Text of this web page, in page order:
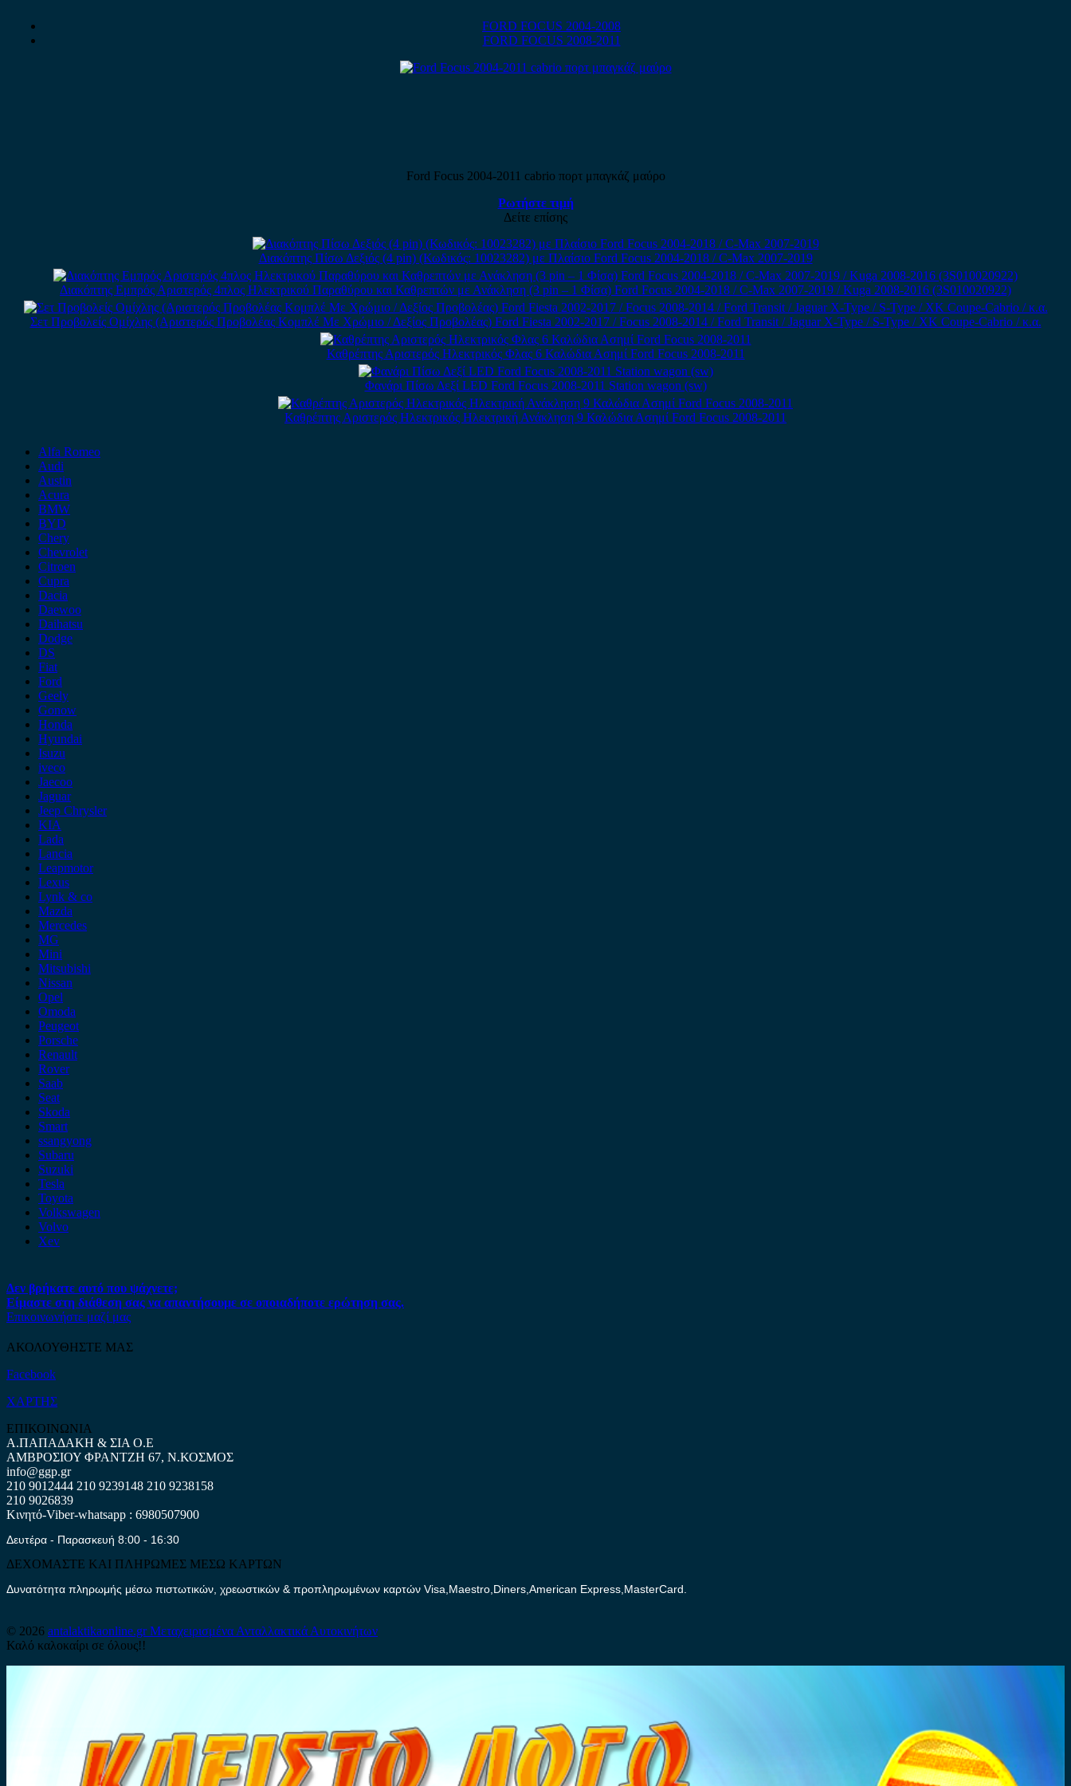
FORD FOCUS 2004-2008
FORD FOCUS 2008-2011
Ford Focus 2004-2011 cabrio πορτ μπαγκάζ μαύρο
Ρωτήστε τιμή
Δείτε επίσης
Διακόπτης Πίσω Δεξιός (4 pin) (Κωδικός: 10023282) με Πλαίσιο Ford Focus 2004-2018 / C-Max 2007-2019
Διακόπτης Εμπρός Αριστερός 4πλος Ηλεκτρικού Παραθύρου και Καθρεπτών με Ανάκληση (3 pin – 1 Φίσα) Ford Focus 2004-2018 / C-Max 2007-2019 / Kuga 2008-2016 (3S010020922)
Σετ Προβολείς Ομίχλης (Αριστερός Προβολέας Κομπλέ Με Χρώμιο / Δεξίος Προβολέας) Ford Fiesta 2002-2017 / Focus 2008-2014 / Ford Transit / Jaguar X-Type / S-Type / XK Coupe-Cabrio / κ.α.
Καθρέπτης Αριστερός Ηλεκτρικός Φλας 6 Καλώδια Ασημί Ford Focus 2008-2011
Φανάρι Πίσω Δεξί LED Ford Focus 2008-2011 Station wagon (sw)
Καθρέπτης Αριστερός Ηλεκτρικός Ηλεκτρική Ανάκληση 9 Καλώδια Ασημί Ford Focus 2008-2011
Alfa Romeo
Audi
Austin
Acura
BMW
BYD
Chery
Chevrolet
Citroen
Cupra
Dacia
Daewoo
Daihatsu
Dodge
DS
Fiat
Ford
Geely
Gonow
Honda
Hyundai
Isuzu
iveco
Jaecoo
Jaguar
Jeep Chrysler
KIA
Lada
Lancia
Leapmotor
Lexus
Lynk & co
Mazda
Mercedes
MG
Mini
Mitsubishi
Nissan
Opel
Omoda
Peugeot
Porsche
Renault
Rover
Saab
Seat
Skoda
Smart
ssangyong
Subaru
Suzuki
Tesla
Toyota
Volkswagen
Volvo
Xev
Δεν βρήκατε αυτό που ψάχνετε;
Είμαστε στη διάθεση σας να απαντήσουμε σε οποιαδήποτε ερώτηση σας.
Επικοινωνήστε μαζί μας
ΑΚΟΛΟΥΘΗΣΤΕ ΜΑΣ
Facebook
ΧΑΡΤΗΣ
ΕΠΙΚΟΙΝΩΝΙΑ
Α.ΠΑΠΑΔΑΚΗ & ΣΙΑ Ο.Ε
ΑΜΒΡΟΣΙΟΥ ΦΡΑΝΤΖΗ 67, Ν.ΚΟΣΜΟΣ
info@ggp.gr
210 9012444 210 9239148 210 9238158
210 9026839
Κινητό-Viber-whatsapp : 6980507900
Δευτέρα - Παρασκευή 8:00 - 16:30
ΔΕΧΟΜΑΣΤΕ ΚΑΙ ΠΛΗΡΩΜΕΣ ΜΕΣΩ ΚΑΡΤΩΝ
Δυνατότητα πληρωμής μέσω πιστωτικών, χρεωστικών & προπληρωμένων καρτών Visa,Maestro,Diners,American Express,MasterCard.
© 2026 antalaktikaonline.grΜεταχειρισμένα Ανταλλακτικά Αυτοκινήτων
Καλό καλοκαίρι σε όλους!!